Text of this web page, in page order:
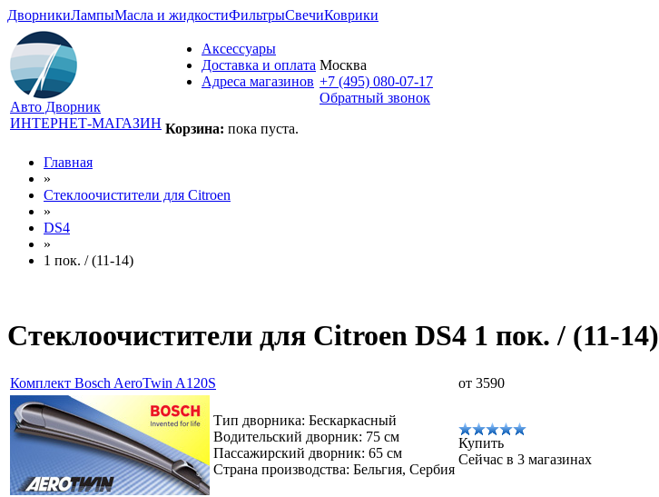
ДворникиЛампыМасла и жидкостиФильтрыСвечиКоврики
Авто Дворник
ИНТЕРНЕТ-МАГАЗИН
Аксессуары
Доставка и оплата
Адреса магазинов
Корзина: пока пуста.
Москва
+7 (495) 080-07-17
Обратный звонок
Главная
»
Стеклоочистители для Citroen
»
DS4
»
1 пок. / (11-14)
Стеклоочистители для Citroen DS4 1 пок. / (11-14)
Комплект Bosch AeroTwin A120S от 3590
Тип дворника: Бескаркасный
Водительский дворник: 75 см
Пассажирский дворник: 65 см
Страна производства: Бельгия, Сербия
Купить
Сейчас в 3 магазинах